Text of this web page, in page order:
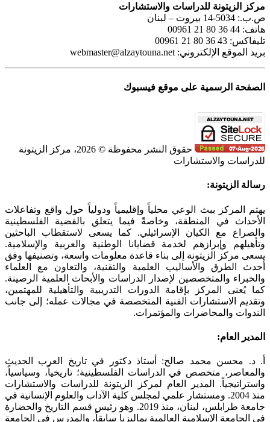
مركز الزيتونة للدراسات والاستشارات
ص.ب.: 5034-14 بيروت – لبنان
هاتف: 44 36 80 21 00961
تليفاكس: 43 36 80 21 00961
بريد الموقع الإلكتروني: webmaster@alzaytouna.net
الصفحة الرسمية على موقع فيسبوك
حقوق النشر محفوظة © 2026، مركز الزيتونة
للدراسات والاستشارات
Toggle
Bar
Area
رسالة الزيتونة:
يهتم المركز ببث الوعي محلياً وإقليمياً ودولياً حول واقع وتفاعلات
الأحداث في المنطقة، وخاصةً فيما يتعلق بالقضية الفلسطينية
والصراع مع الكيان الإسرائيلي. كما يسعى لاستقطاب الباحثين
وتأهيلهم وإبرازهم لخدمة قضايانا الوطنية والعربية والإسلامية.
يسعى مركز الزيتونة إلى بناء قاعدة معلومات واسعة، وتصنيفها وفق
أحدث الطرق والأساليب العلمية والتقنية، والتعاون مع العلماء
والخبراء والمتخصصين لإصدار الدراسات والأبحاث العلمية الرصينة.
كما يُعنى المركز بإقامة الدورات التدريبية والتأهيلية للمهتمين،
وتقديم الاستشارات الفنية المتخصصة في مجالات عمله؛ إلى جانب
الندوات والمحاضرات والمؤتمرات.
المدير العام:
أ. د. محسن محمد صالح: أستاذ دكتور في تاريخ العرب الحديث
والمعاصر، متخصص في الدراسات الفلسطينية؛ تاريخياً، وسياسياً،
واستراتيجياً. المدير العام لمركز الزيتونة للدراسات والاستشارات
منذ 2004. ومستشار علمي لمجلس كلية الآداب والعلوم الإنسانية في
جامعة طرابلس، لبنان، منذ 2019. وهو رئيس قسم التاريخ والحضارة
في الجامعة الإسلامية العالمية بماليزيا سابقاً، والمدرس في الجامعة